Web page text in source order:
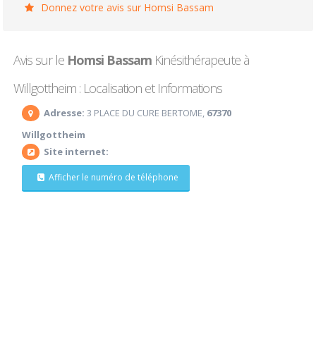
Donnez votre avis sur Homsi Bassam
Avis sur le Homsi Bassam Kinésithérapeute à
Willgottheim : Localisation et Informations
Adresse: 3 PLACE DU CURE BERTOME, 67370
Willgottheim
Site internet:
Afficher le numéro de téléphone